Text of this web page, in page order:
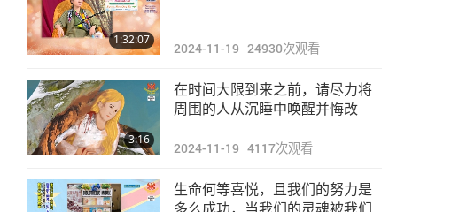
1:32:07
2024-11-19 24930次观看
3:16
在时间大限到来之前，请尽力将
周围的人从沉睡中唤醒并悔改
2024-11-19 4117次观看
生命何等喜悦，且我们的努力是